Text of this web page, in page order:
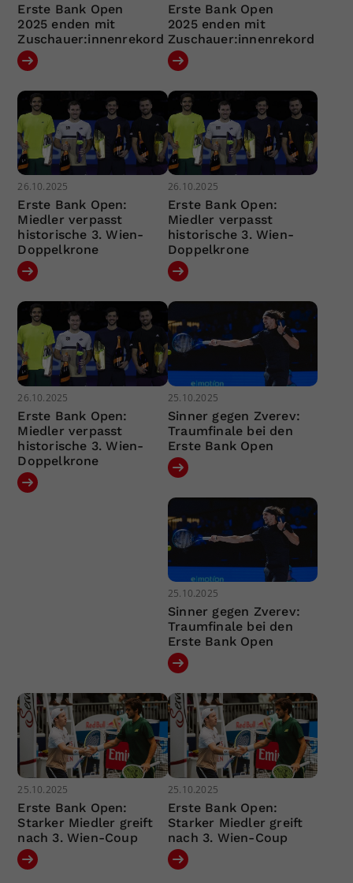
Erste Bank Open
2025 enden mit
Zuschauer:innenrekord
Erste Bank Open
2025 enden mit
Zuschauer:innenrekord
26.10.2025
Erste Bank Open:
Miedler verpasst
historische 3. Wien-
Doppelkrone
26.10.2025
Erste Bank Open:
Miedler verpasst
historische 3. Wien-
Doppelkrone
26.10.2025
Erste Bank Open:
Miedler verpasst
historische 3. Wien-
Doppelkrone
25.10.2025
Sinner gegen Zverev:
Traumfinale bei den
Erste Bank Open
25.10.2025
Sinner gegen Zverev:
Traumfinale bei den
Erste Bank Open
25.10.2025
Erste Bank Open:
Starker Miedler greift
nach 3. Wien-Coup
25.10.2025
Erste Bank Open:
Starker Miedler greift
nach 3. Wien-Coup